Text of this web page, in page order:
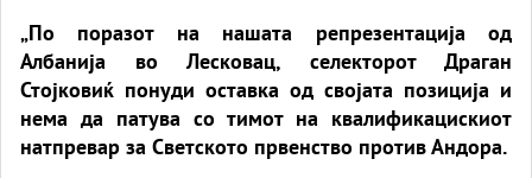
„По поразот на нашата репрезентација од
Албанија во Лесковац, селекторот Драган
Стојковиќ понуди оставка од својата позиција и
нема да патува со тимот на квалификацискиот
натпревар за Светското првенство против Андора.